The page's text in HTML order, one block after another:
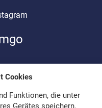
Cookies
Funktionen, die unter
Gerätes speichern.